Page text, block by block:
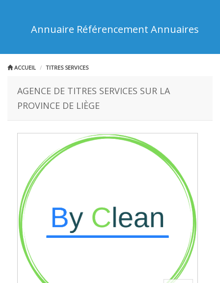
Annuaire Référencement Annuaires
ACCUEIL TITRES SERVICES
AGENCE DE TITRES SERVICES SUR LA
PROVINCE DE LIÈGE